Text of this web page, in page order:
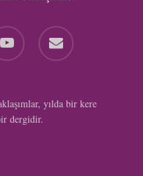
email
yılda bir kere
dergidir.